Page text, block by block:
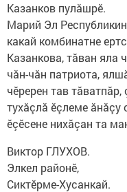
Казанков пулăшрӗ.
Марий Эл
какай комбинатне
Казанкова, тăван яла
чăн-чăн патриота,
чӗререн тав
тухăçлă ӗçлеме
ӗçӗсене нихăçан та
Виктор ГЛУХОВ.
Элкел районӗ,
Сиктӗрме-Хусанкай.